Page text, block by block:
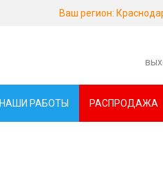
Ваш регион:
НАШИ РАБОТЫ РАСПРОДАЖА